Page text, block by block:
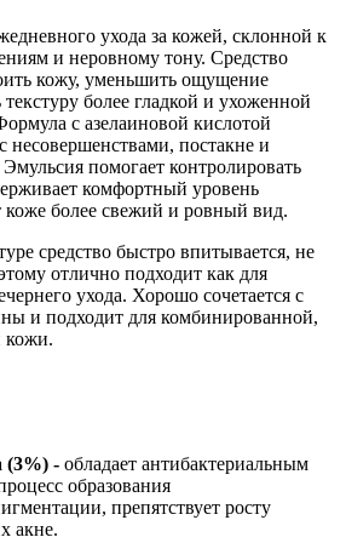
ухода за кожей, склонной к
и неровному тону. Средство
кожу, уменьшить ощущение
более гладкой и ухоженной
с азелаиновой кислотой
несовершенствами, постакне и
помогает контролировать
комфортный уровень
коже более свежий и ровный вид.
средство быстро впитывается, не
отлично подходит как для
ухода. Хорошо сочетается с
и подходит для комбинированной,
кожи.
(3%) - обладает антибактериальным
образования
препятствует росту
акне.